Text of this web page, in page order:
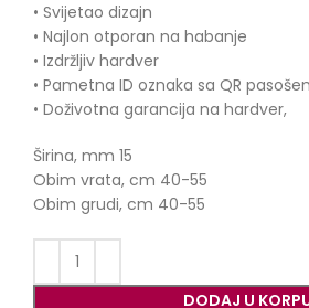
• Svijetao dizajn
• Najlon otporan na habanje
• Izdržljiv hardver
• Pametna ID oznaka sa QR
• Doživotna garancija na hardver,
Širina, mm 15
Obim vrata, cm 40-55
Obim grudi, cm 40-55
DODAJ U